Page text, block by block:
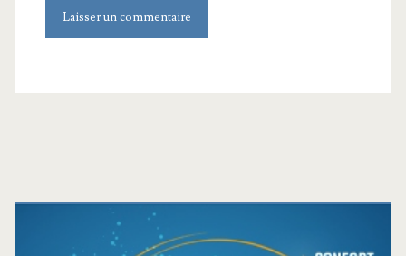
site
Barre
latérale